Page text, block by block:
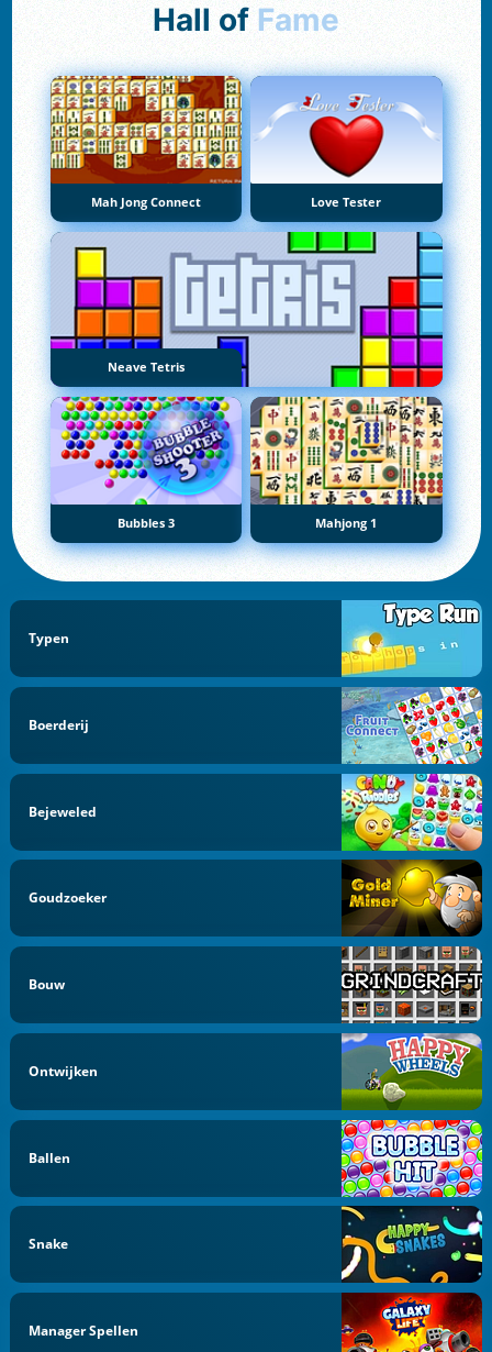
Hall of Fame
Mah Jong Connect Love Tester
Neave Tetris
Bubbles 3 Mahjong 1
Typen
Boerderij
Bejeweled
Goudzoeker
Bouw
Ontwijken
Ballen
Snake
Manager Spellen